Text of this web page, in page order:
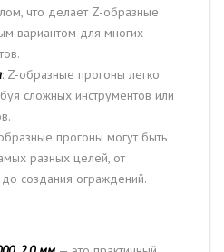
что делает Z-образные
вариантом для многих
: Z-образные прогоны легко
сложных инструментов или
прогоны могут быть
разных целей, от
до создания ограждений.